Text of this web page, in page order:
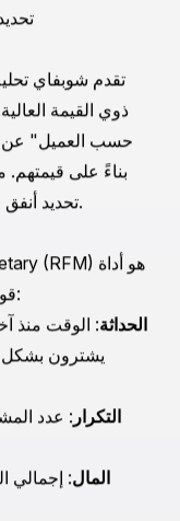
يتمتعون
هؤلاء العملاء
يعد الاستفادة من
ذوي القيمة
والتكرار،
تعريف عملاء
وتكاملات
يمكن أن
سلوكيات العملاء، مما يمكّن من جهود التسويق الشخصي.
تقدم شوبفاي
ذوي القيمة
حسب العميل" عن
بناءً على